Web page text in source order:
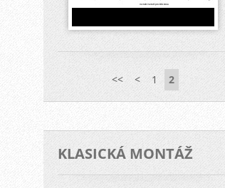
<< < 1 2
KLASICKÁ MONTÁŽ